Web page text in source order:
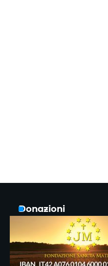
Donazioni